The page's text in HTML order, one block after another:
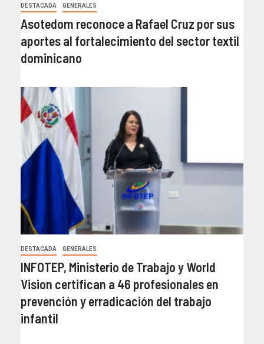
DESTACADA GENERALES
Asotedom reconoce a Rafael Cruz por sus
aportes al fortalecimiento del sector textil
dominicano
DESTACADA GENERALES
INFOTEP, Ministerio de Trabajo y World
Vision certifican a 46 profesionales en
prevención y erradicación del trabajo
infantil